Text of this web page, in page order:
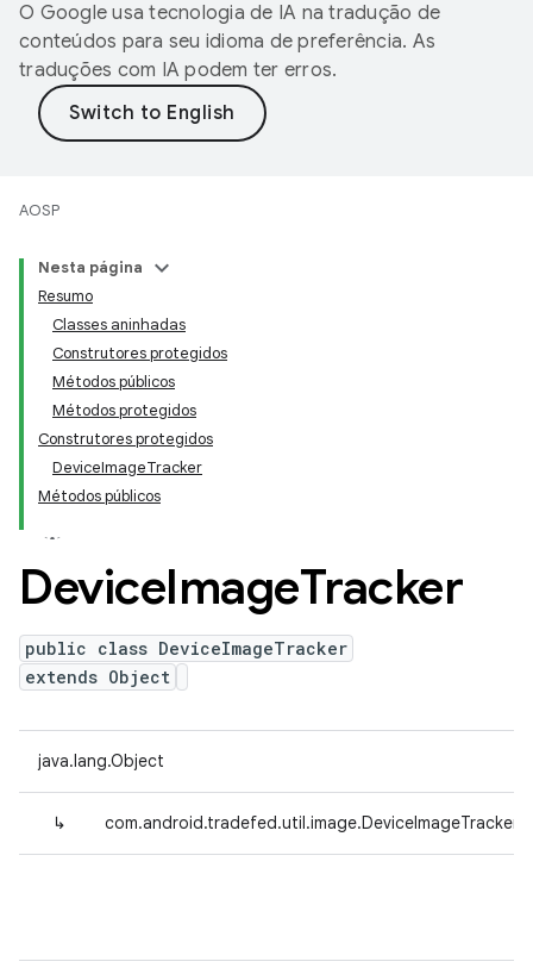
O Google usa tecnologia de IA na tradução de
conteúdos para seu idioma de preferência. As
traduções com IA podem ter erros.
AOSP
Nesta página
Resumo
Classes aninhadas
Construtores protegidos
Métodos públicos
Métodos protegidos
Construtores protegidos
DeviceImageTracker
Métodos públicos
DeviceImageTracker
public class DeviceImageTracker
extends Object
java.lang.Object
↳ com.android.tradefed.util.image.DeviceImageTracker